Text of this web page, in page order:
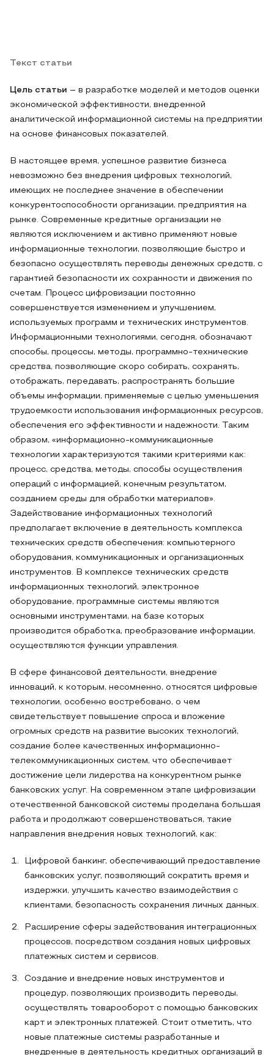
Текст статьи
Цель статьи – в разработке моделей и методов оценки
экономической эффективности, внедренной
аналитической информационной системы на предприятии
на основе финансовых показателей.
В настоящее время, успешное развитие бизнеса
невозможно без внедрения цифровых технологий,
имеющих не последнее значение в обеспечении
конкурентоспособности организации, предприятия на
рынке. Современные кредитные организации не
являются исключением и активно применяют новые
информационные технологии, позволяющие быстро и
безопасно осуществлять переводы денежных средств, с
гарантией безопасности их сохранности и движения по
счетам. Процесс цифровизации постоянно
совершенствуется изменением и улучшением,
используемых программ и технических инструментов.
Информационными технологиями, сегодня, обозначают
способы, процессы, методы, программно-технические
средства, позволяющие скоро собирать, сохранять,
отображать, передавать, распространять большие
объемы информации, применяемые с целью уменьшения
трудоемкости использования информационных ресурсов,
обеспечения его эффективности и надежности. Таким
образом, «информационно-коммуникационные
технологии характеризуются такими критериями как:
процесс, средства, методы, способы осуществления
операций с информацией, конечным результатом,
созданием среды для обработки материалов».
Задействование информационных технологий
предполагает включение в деятельность комплекса
технических средств обеспечения: компьютерного
оборудования, коммуникационных и организационных
инструментов. В комплексе технических средств
информационных технологий, электронное
оборудование, программные системы являются
основными инструментами, на базе которых
производится обработка, преобразование информации,
осуществляются функции управления.
В сфере финансовой деятельности, внедрение
инноваций, к которым, несомненно, относятся цифровые
технологии, особенно востребовано, о чем
свидетельствует повышение спроса и вложение
огромных средств на развитие высоких технологий,
создание более качественных информационно-
телекоммуникационных систем, что обеспечивает
достижение цели лидерства на конкурентном рынке
банковских услуг. На современном этапе цифровизации
отечественной банковской системы проделана большая
работа и продолжают совершенствоваться, такие
направления внедрения новых технологий, как:
Цифровой банкинг, обеспечивающий предоставление
банковских услуг, позволяющий сократить время и
издержки, улучшить качество взаимодействия с
клиентами, безопасность сохранения личных данных.
Расширение сферы задействования интеграционных
процессов, посредством создания новых цифровых
платежных систем и сервисов.
Создание и внедрение новых инструментов и
процедур, позволяющих производить переводы,
осуществлять товарооборот с помощью банковских
карт и электронных платежей. Стоит отметить, что
новые платежные системы разработанные и
внедренные в деятельность кредитных организаций в